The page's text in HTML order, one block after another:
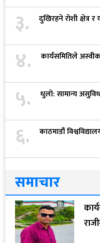
३. दुखिरहने रोशी क्षेत्र र
४. कार्यसमितिले
५. धुलो: सामान्य
६. काठमाडौं
समाचार